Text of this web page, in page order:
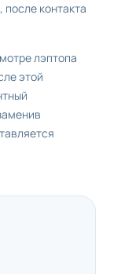
контакта
лэптопа
этой